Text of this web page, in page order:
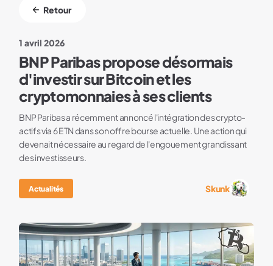
Retour
1 avril 2026
BNP Paribas propose désormais
d'investir sur Bitcoin et les
cryptomonnaies à ses clients
BNP Paribas a récemment annoncé l'intégration des crypto-
actifs via 6 ETN dans son offre bourse actuelle. Une action qui
devenait nécessaire au regard de l'engouement grandissant
des investisseurs.
Actualités Skunk